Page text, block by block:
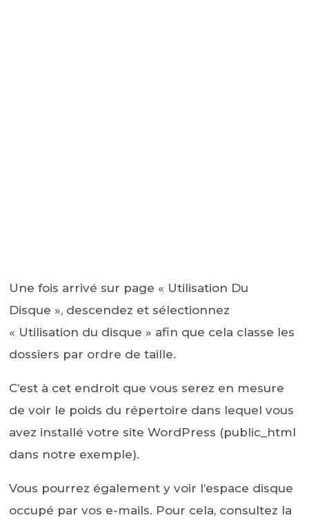
Une fois arrivé sur page « Utilisation Du
Disque », descendez et sélectionnez
« Utilisation du disque » afin que cela classe les
dossiers par ordre de taille.
C’est à cet endroit que vous serez en mesure
de voir le poids du répertoire dans lequel vous
avez installé votre site WordPress (public_html
dans notre exemple).
Vous pourrez également y voir l’espace disque
occupé par vos e-mails. Pour cela, consultez la